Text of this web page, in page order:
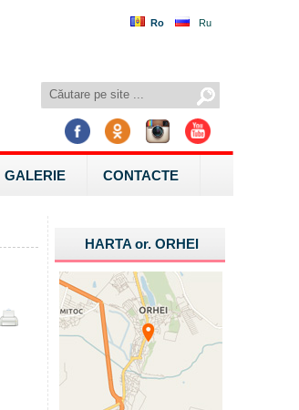
Ro Ru
GALERIE CONTACTE
HARTA or.ORHEI